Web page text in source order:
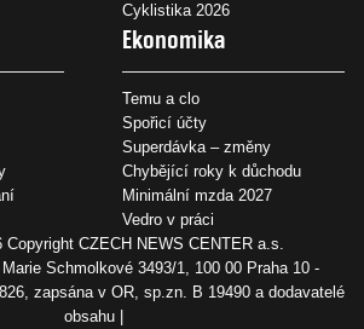
Cyklistika 2026
Ekonomika
Temu a clo
Spořicí účty
Superdávka – změny
Chybějící roky k důchodu
Minimální mzda 2027
Vedro v práci
Copyright CZECH NEWS CENTER a.s.
Schmolkové 3493/1, 100 00 Praha 10 -
zapsána v OR, sp.zn. B 19490 a dodavatelé
obsahu